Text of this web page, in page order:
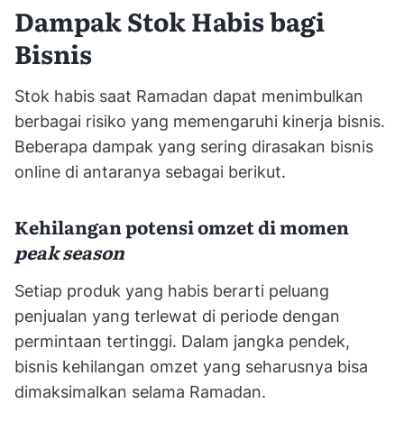
Dampak Stok Habis bagi
Bisnis
Stok habis saat Ramadan dapat menimbulkan
berbagai risiko yang memengaruhi kinerja bisnis.
Beberapa dampak yang sering dirasakan bisnis
online di antaranya sebagai berikut.
Kehilangan potensi omzet di momen
peak season
Setiap produk yang habis berarti peluang
penjualan yang terlewat di periode dengan
permintaan tertinggi. Dalam jangka pendek,
bisnis kehilangan omzet yang seharusnya bisa
dimaksimalkan selama Ramadan.